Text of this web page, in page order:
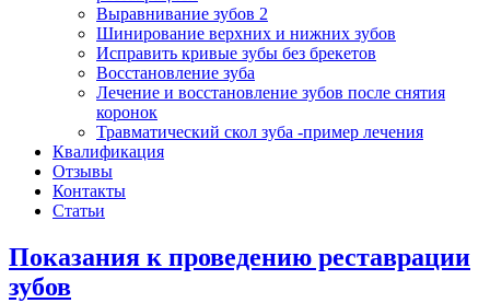
Выравнивание зубов 2
Шинирование верхних и нижних зубов
Исправить кривые зубы без брекетов
Восстановление зуба
Лечение и восстановление зубов после снятия
коронок
Травматический скол зуба -пример лечения
Квалификация
Отзывы
Контакты
Статьи
Показания к проведению реставрации
зубов